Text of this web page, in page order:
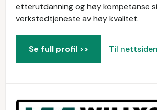
etterutdanning og høy kompetanse
verkstedtjeneste av høy kvalitet.
Se full profil >> Til